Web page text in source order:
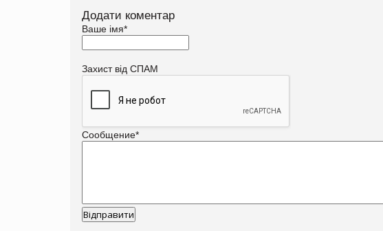
Додати коментар
Ваше імя*
Захист від СПАМ
Сообщение*